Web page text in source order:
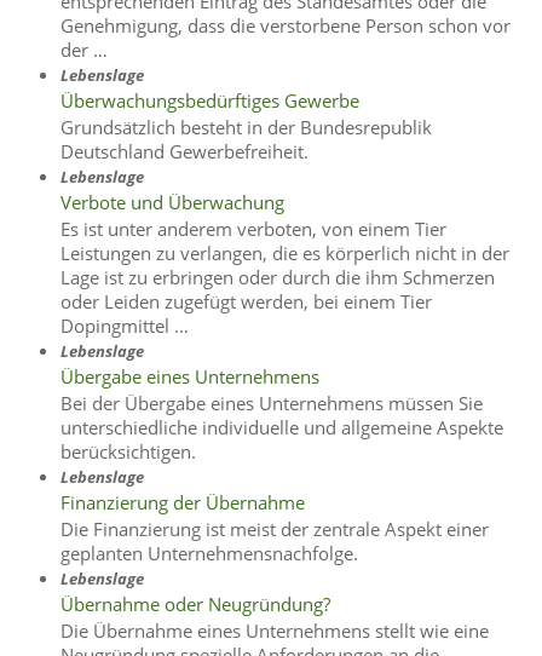
Genehmigung, dass die verstorbene Person schon vor
der …
Lebenslage
Überwachungsbedürftiges Gewerbe
Grundsätzlich besteht in der Bundesrepublik
Deutschland Gewerbefreiheit.
Lebenslage
Verbote und Überwachung
Es ist unter anderem verboten, von einem Tier
Leistungen zu verlangen, die es körperlich nicht in der
Lage ist zu erbringen oder durch die ihm Schmerzen
oder Leiden zugefügt werden, bei einem Tier
Dopingmittel …
Lebenslage
Übergabe eines Unternehmens
Bei der Übergabe eines Unternehmens müssen Sie
unterschiedliche individuelle und allgemeine Aspekte
berücksichtigen.
Lebenslage
Finanzierung der Übernahme
Die Finanzierung ist meist der zentrale Aspekt einer
geplanten Unternehmensnachfolge.
Lebenslage
Übernahme oder Neugründung?
Die Übernahme eines Unternehmens stellt wie eine